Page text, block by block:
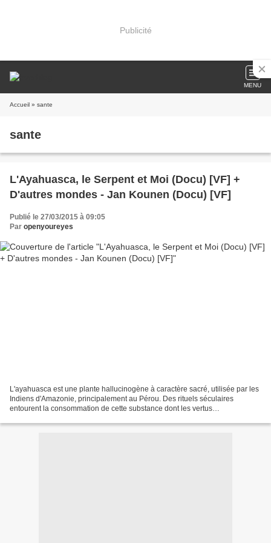
Publicité
MENU
Accueil » sante
sante
L'Ayahuasca, le Serpent et Moi (Docu) [VF] +
D'autres mondes - Jan Kounen (Docu) [VF]
Publié le 27/03/2015 à 09:05
Par openyoureyes
L'ayahuasca est une plante hallucinogène à caractère sacré, utilisée par les
Indiens d'Amazonie, principalement au Pérou. Des rituels séculaires
entourent la consommation de cette substance dont les vertus